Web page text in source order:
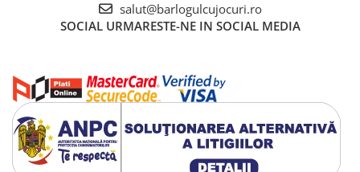
salut@barlogulcujocuri.ro
SOCIAL URMARESTE-NE IN SOCIAL MEDIA